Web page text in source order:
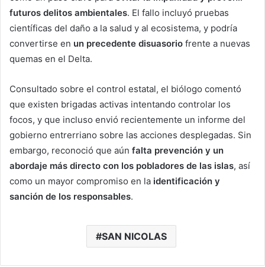
futuros delitos ambientales. El fallo incluyó pruebas
científicas del daño a la salud y al ecosistema, y podría
convertirse en un precedente disuasorio frente a nuevas
quemas en el Delta.
Consultado sobre el control estatal, el biólogo comentó
que existen brigadas activas intentando controlar los
focos, y que incluso envió recientemente un informe del
gobierno entrerriano sobre las acciones desplegadas. Sin
embargo, reconoció que aún falta prevención y un
abordaje más directo con los pobladores de las islas, así
como un mayor compromiso en la identificación y
sanción de los responsables.
SAN NICOLAS